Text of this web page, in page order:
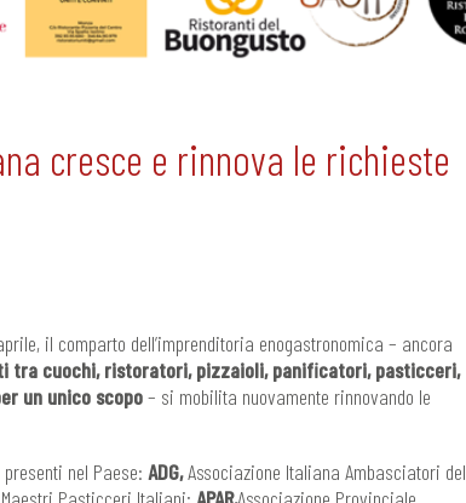
cresce e rinnova le richieste
il comparto dell’imprenditoria enogastronomica – ancora
tra cuochi, ristoratori, pizzaioli, panificatori,pasticceri,
un unico scopo– si mobilita nuovamente rinnovando le
nel Paese: ADG,Associazione Italiana Ambasciatori del